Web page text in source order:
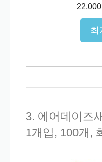
최
3. 에어데이즈
1개입, 100개,